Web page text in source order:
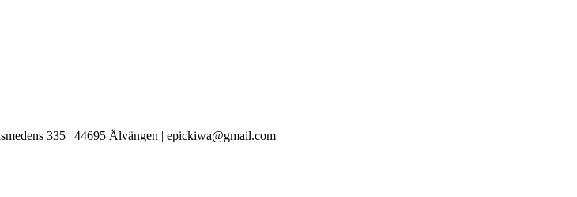
335 | 44695 Älvängen | epickiwa@gmail.com